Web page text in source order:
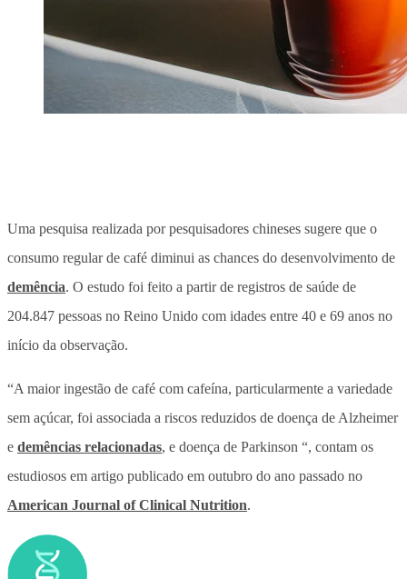
Uma pesquisa realizada por pesquisadores chineses sugere que o
consumo regular de café diminui as chances do desenvolvimento de
demência. O estudo foi feito a partir de registros de saúde de
204.847 pessoas no Reino Unido com idades entre 40 e 69 anos no
início da observação.
“A maior ingestão de café com cafeína, particularmente a variedade
sem açúcar, foi associada a riscos reduzidos de doença de Alzheimer
e demências relacionadas, e doença de Parkinson “, contam os
estudiosos em artigo publicado em outubro do ano passado no
American Journal of Clinical Nutrition.